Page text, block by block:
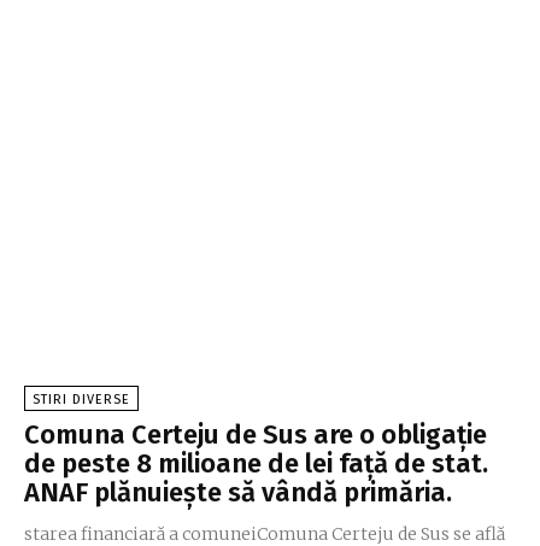
STIRI DIVERSE
Comuna Certeju de Sus are o obligație
de peste 8 milioane de lei față de stat.
ANAF plănuiește să vândă primăria.
starea financiară a comuneiComuna Certeju de Sus se află